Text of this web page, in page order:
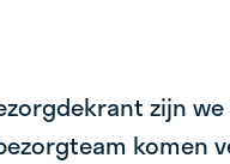
zijn
komen